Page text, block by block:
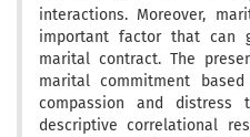
interactions. Moreover,
important factor that can
marital contract. The
marital commitment
compassion and distress
descriptive correlational